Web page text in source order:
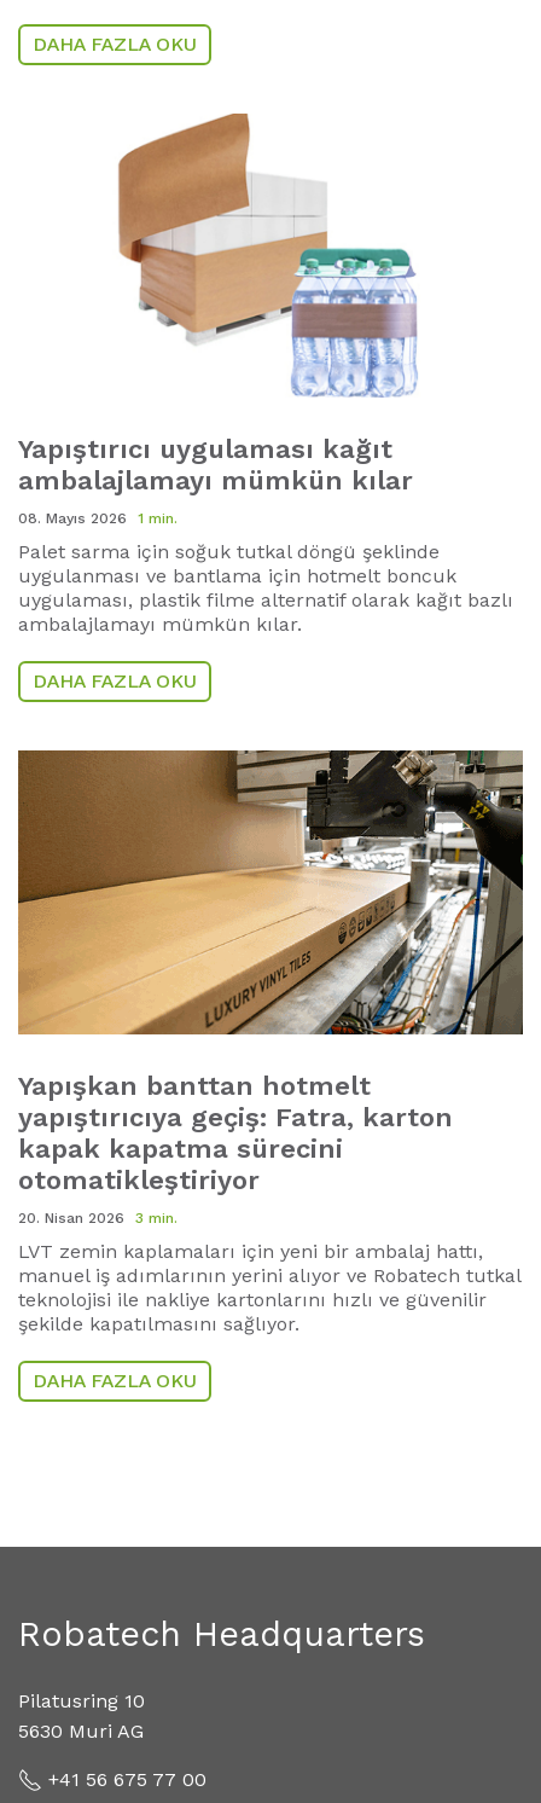
DAHA FAZLA OKU
Yapıştırıcı uygulaması kağıt
ambalajlamayı mümkün kılar
08. Mayıs 2026 1 min.
Palet sarma için soğuk tutkal döngü şeklinde
uygulanması ve bantlama için hotmelt boncuk
uygulaması, plastik filme alternatif olarak kağıt bazlı
ambalajlamayı mümkün kılar.
DAHA FAZLA OKU
Yapışkan banttan hotmelt
yapıştırıcıya geçiş: Fatra, karton
kapak kapatma sürecini
otomatikleştiriyor
20. Nisan 2026 3 min.
LVT zemin kaplamaları için yeni bir ambalaj hattı,
manuel iş adımlarının yerini alıyor ve Robatech tutkal
teknolojisi ile nakliye kartonlarını hızlı ve güvenilir
şekilde kapatılmasını sağlıyor.
DAHA FAZLA OKU
Robatech Headquarters
Pilatusring 10
5630 Muri AG
+41 56 675 77 00